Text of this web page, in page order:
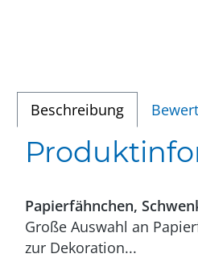
Beschreibung
Papierfähnchen,
Große Auswahl an
zur Dekoration...